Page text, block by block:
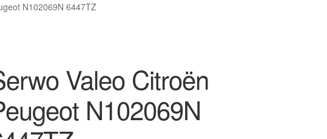
N102069N 6447TZ
Valeo Citroën
N102069N